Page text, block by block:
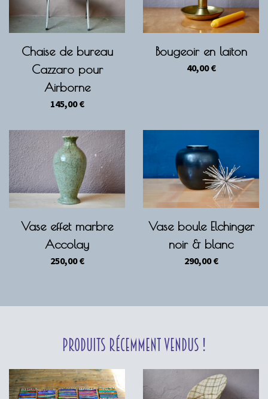
Chaise de bureau
Cazzaro pour
Airborne
145,00€
Bougeoir en laiton
40,00€
Vase effet marbre
Accolay
250,00€
Vase boule Elchinger
noir & blanc
290,00€
Produits récemment vendus !